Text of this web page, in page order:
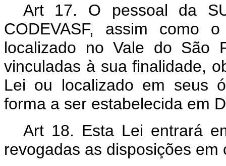
Art 17. O pessoal da
CODEVASF, assim como
localizado no Vale do São
vinculadas à sua finalidade,
Lei ou localizado em seus
forma a ser estabelecida em
Art 18. Esta Lei entrará
revogadas as disposições em